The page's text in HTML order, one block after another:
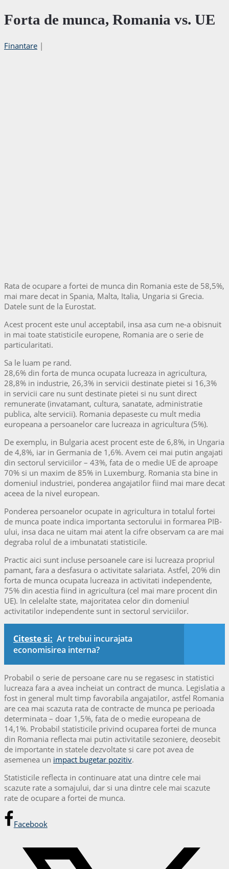
Forta de munca, Romania vs. UE
Finantare |
Rata de ocupare a fortei de munca din Romania este de 58,5%,
mai mare decat in Spania, Malta, Italia, Ungaria si Grecia.
Datele sunt de la Eurostat.
Acest procent este unul acceptabil, insa asa cum ne-a obisnuit
in mai toate statisticile europene, Romania are o serie de
particularitati.
Sa le luam pe rand.
28,6% din forta de munca ocupata lucreaza in agricultura,
28,8% in industrie, 26,3% in servicii destinate pietei si 16,3%
in servicii care nu sunt destinate pietei si nu sunt direct
remunerate (invatamant, cultura, sanatate, administratie
publica, alte servicii). Romania depaseste cu mult media
europeana a persoanelor care lucreaza in agricultura (5%).
De exemplu, in Bulgaria acest procent este de 6,8%, in Ungaria
de 4,8%, iar in Germania de 1,6%. Avem cei mai putin angajati
din sectorul serviciilor – 43%, fata de o medie UE de aproape
70% si un maxim de 85% in Luxemburg. Romania sta bine in
domeniul industriei, ponderea angajatilor fiind mai mare decat
aceea de la nivel european.
Ponderea persoanelor ocupate in agricultura in totalul fortei
de munca poate indica importanta sectorului in formarea PIB-
ului, insa daca ne uitam mai atent la cifre observam ca are mai
degraba rolul de a imbunatati statisticile.
Practic aici sunt incluse persoanele care isi lucreaza propriul
pamant, fara a desfasura o activitate salariata. Astfel, 20% din
forta de munca ocupata lucreaza in activitati independente,
75% din acestia fiind in agricultura (cel mai mare procent din
UE). In celelalte state, majoritatea celor din domeniul
activitatilor independente sunt in sectorul serviciilor.
Citeste si: Ar trebui incurajata
economisirea interna?
Probabil o serie de persoane care nu se regasesc in statistici
lucreaza fara a avea incheiat un contract de munca. Legislatia a
fost in general mult timp favorabila angajatilor, astfel Romania
are cea mai scazuta rata de contracte de munca pe perioada
determinata – doar 1,5%, fata de o medie europeana de
14,1%. Probabil statisticile privind ocuparea fortei de munca
din Romania reflecta mai putin activitatile sezoniere, deosebit
de importante in statele dezvoltate si care pot avea de
asemenea un impact bugetar pozitiv.
Statisticile reflecta in continuare atat una dintre cele mai
scazute rate a somajului, dar si una dintre cele mai scazute
rate de ocupare a fortei de munca.
Facebook